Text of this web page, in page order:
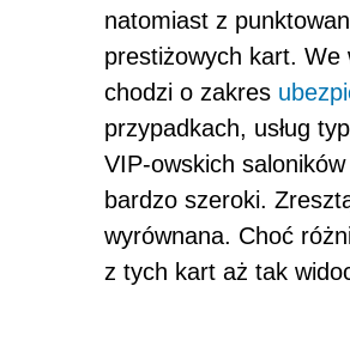
natomiast z
prestiżowych kart. We
chodzi o zakres
przypadkach, usług
VIP-owskich
bardzo szeroki.
wyrównana. Choć
z tych kart aż tak